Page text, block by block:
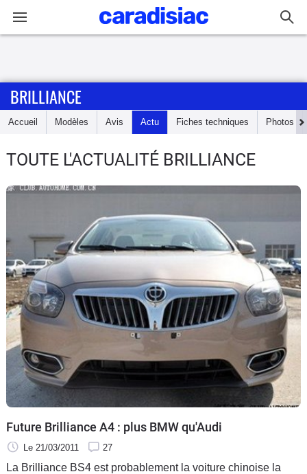
Accueil
Essais
Electriques
Utilitaires
Flottes
Auto
Services
Forum
Moto
BRILLIANCE
Accueil Modèles Avis Actu Fiches techniques Photos
TOUTE L'ACTUALITÉ BRILLIANCE
Future Brilliance A4 : plus BMW qu'Audi
Le 21/03/2011 27
La Brilliance BS4 est probablement la voiture chinoise la